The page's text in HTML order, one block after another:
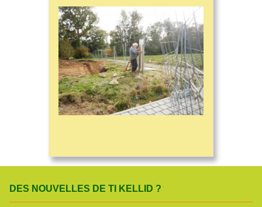
DES NOUVELLES DE TI KELLID ?